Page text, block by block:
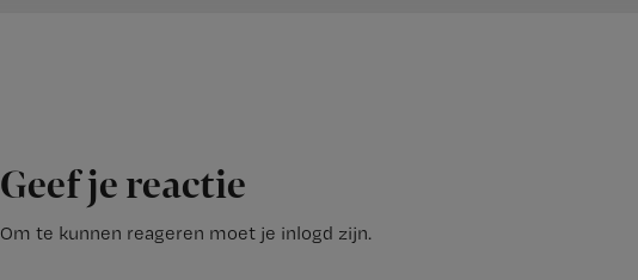
Geef je reactie
Om te kunnen reageren moet je inlogd zijn.